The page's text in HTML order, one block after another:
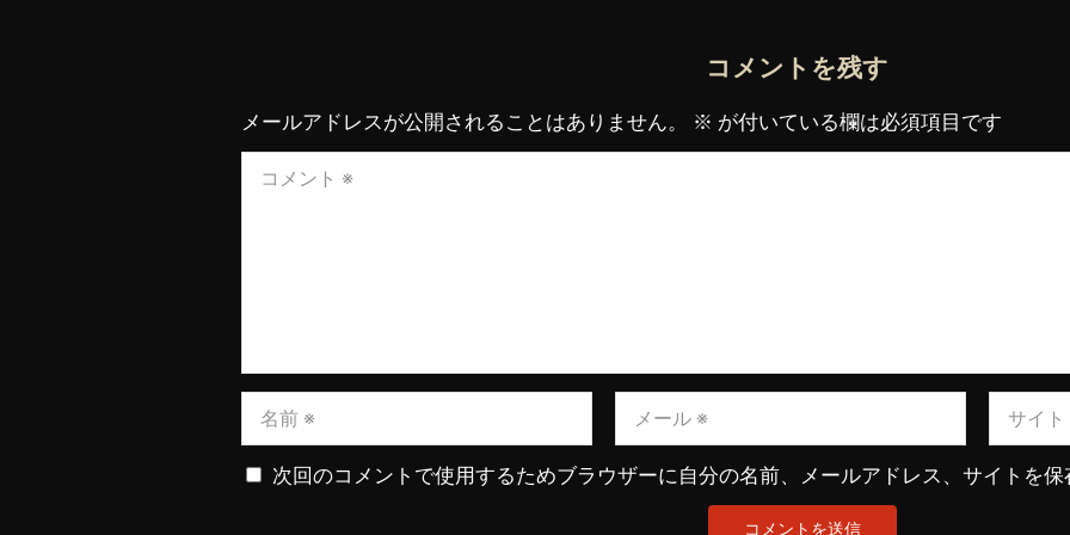
コメントを残す
メールアドレスが公開されることはありません。 ※ が付いている欄は必須項目です
次回のコメントで使用するためブラウザーに自分の名前、メールアドレス、サイトを保